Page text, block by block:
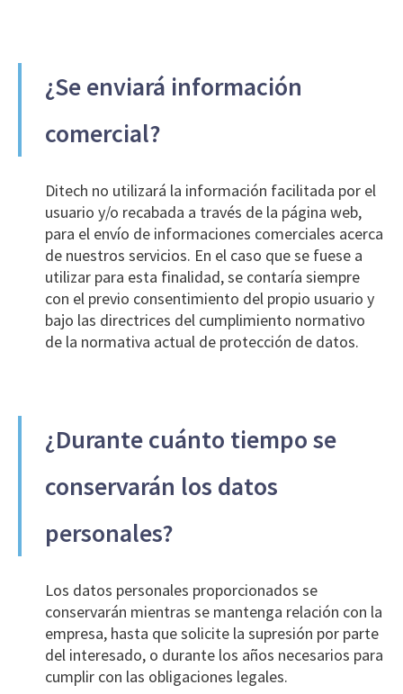
¿Se enviará información
comercial?
Ditech no utilizará la información facilitada por el
usuario y/o recabada a través de la página web,
para el envío de informaciones comerciales acerca
de nuestros servicios. En el caso que se fuese a
utilizar para esta finalidad, se contaría siempre
con el previo consentimiento del propio usuario y
bajo las directrices del cumplimiento normativo
de la normativa actual de protección de datos.
¿Durante cuánto tiempo se
conservarán los datos
personales?
Los datos personales proporcionados se
conservarán mientras se mantenga relación con la
empresa, hasta que solicite la supresión por parte
del interesado, o durante los años necesarios para
cumplir con las obligaciones legales.